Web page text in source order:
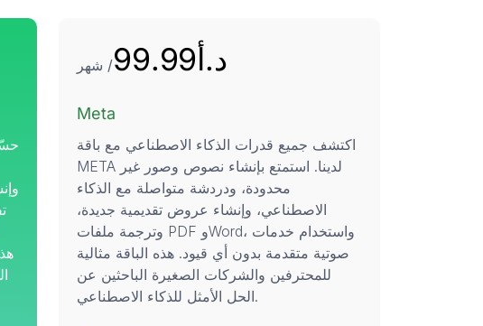
د.أ99.99/ شهر
Meta
اكتشف جميع قدرات الذكاء الاصطناعي مع باقة
META لدينا. استمتع بإنشاء نصوص وصور غير
محدودة، ودردشة متواصلة مع الذكاء
الاصطناعي، وإنشاء عروض تقديمية جديدة،
وترجمة ملفات PDF وWord، واستخدام خدمات
صوتية متقدمة بدون أي قيود. هذه الباقة مثالية
للمحترفين والشركات الصغيرة الباحثين عن
الحل الأمثل للذكاء الاصطناعي.